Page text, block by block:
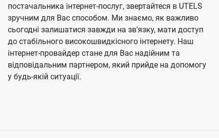
постачальника інтернет-послуг, звертайтеся в UTELS
зручним для Вас способом. Ми знаємо, як важливо
сьогодні залишатися завжди на звʼязку, мати доступ
до стабільного високошвидкісного інтернету. Наш
інтернет-провайдер стане для Вас надійним та
відповідальним партнером, який прийде на допомогу
у будь-якій ситуації.